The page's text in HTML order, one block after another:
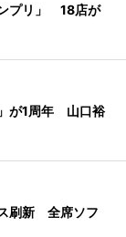
プリ」 18店が
が1周年 山口裕
刷新 全席ソフ